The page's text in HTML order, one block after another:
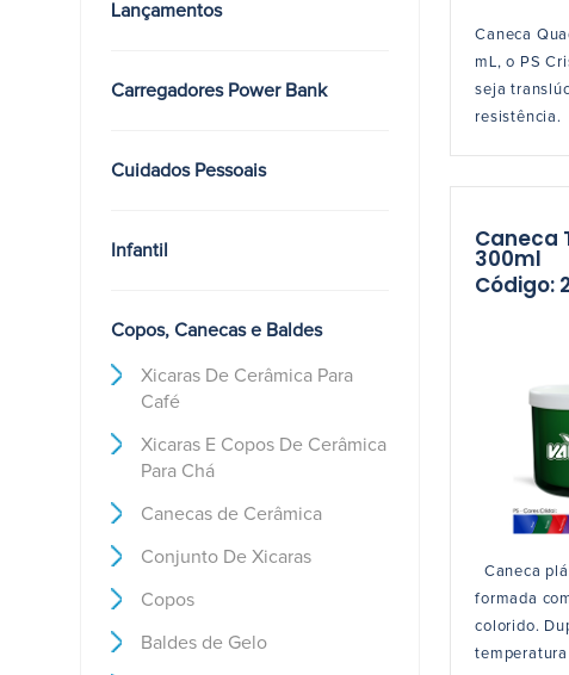
Lançamentos
Carregadores Power Bank
Cuidados Pessoais
Infantil
Copos, Canecas e Baldes
Xicaras De Cerâmica Para
Café
Xicaras E Copos De Cerâmica
Para Chá
Canecas de Cerâmica
Conjunto De Xicaras
Copos
Baldes de Gelo
Caneca
mL, o PS
seja
resistência.
Caneca
300ml
Código:
Caneca
formada
colorido.